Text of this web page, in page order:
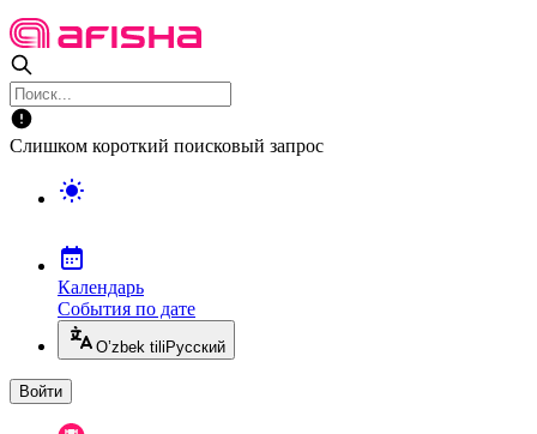
Слишком короткий поисковый запрос
Календарь
События по дате
O’zbek tili Русский
Войти